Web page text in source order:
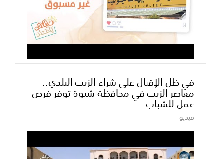
في ظل الإقبال على شراء الزيت البلدي..
معاصر الزيت في محافظة شبوة توفر فرص
عمل للشباب
فيديو